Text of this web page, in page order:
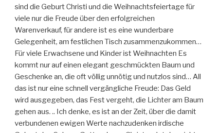
sind die Geburt Christi und die Weihnachtsfeiertage für
viele nur die Freude über den erfolgreichen
Warenverkauf, für andere ist es eine wunderbare
Gelegenheit, am festlichen Tisch zusammenzukommen…
Für viele Erwachsene und Kinder ist Weihnachten Es
kommt nur auf einen elegant geschmückten Baum und
Geschenke an, die oft völlig unnötig und nutzlos sind… All
das ist nur eine schnell vergängliche Freude: Das Geld
wird ausgegeben, das Fest vergeht, die Lichter am Baum
gehen aus. .. Ich denke, es ist an der Zeit, über die damit
verbundenen ewigen Werte nachzudenken irdische